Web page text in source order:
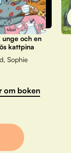
unge och en
kattpina
Sophie
om boken